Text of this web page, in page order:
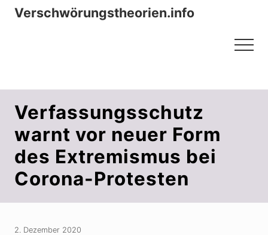
Menu
Zum
ZurVerschwörungstheorien.info
Menu
Verfassungsschutz
warnt vor neuer Form
des Extremismus bei
Corona-Protesten
2. Dezember 2020